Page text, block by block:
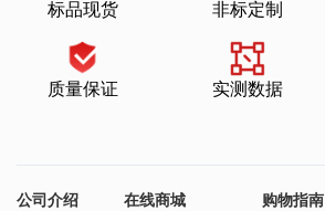
标品现货 非标定制
质量保证 实测数据
公司介绍 在线商城 购物指南